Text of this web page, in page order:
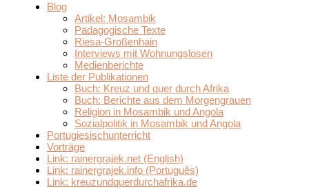
Blog
Artikel: Mosambik
Pädagogische Texte
Riesa-Großenhain
Interviews mit Wohnungslosen
Medienberichte
Liste der Publikationen
Buch: Kreuz und quer durch Afrika
Buch: Berichte aus dem Morgengrauen
Religion in Mosambik und Angola
Sozialpolitik in Mosambik und Angola
Portugiesischunterricht
Vorträge
Link: rainergrajek.net (English)
Link: rainergrajek.info (Português)
Link: kreuzundquerdurchafrika.de